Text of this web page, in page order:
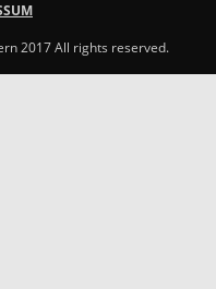
2017 All rights reserved.